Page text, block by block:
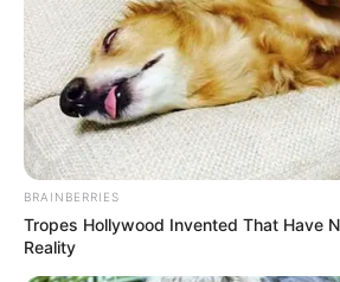
TAGS
ΠΑΛΙΑ ΓΕΦΥΡΑ ΧΑΛΚΙΔΑΣ
BRAINBERRIES
Tropes Hollywood Invented That Have
Reality